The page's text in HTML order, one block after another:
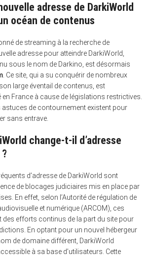
adresse de DarkiWorld
océan de contenus
de streaming à la recherche de
adresse pour atteindre DarkiWorld,
sous le nom de Darkino, est désormais
. Ce site, qui a su conquérir de nombreux
large éventail de contenus, est
France à cause de législations restrictives.
de contournement existent pour
sans entrave.
change-t-il d’adresse
d’adresse de DarkiWorld sont
de blocages judiciaires mis en place par
En effet, selon l’Autorité de régulation de
et numérique (ARCOM), ces
des efforts continus de la part du site pour
En optant pour un nouvel hébergeur
de domaine différent, DarkiWorld
à sa base d’utilisateurs. Cette